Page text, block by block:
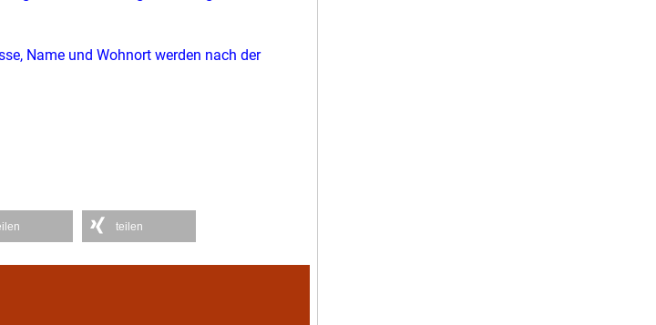
Name und Wohnort werden nach der
teilen